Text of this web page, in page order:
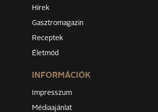
Hírek
Gasztromagazin
Receptek
Életmód
INFORMÁCIÓK
Impresszum
Médiaajánlat